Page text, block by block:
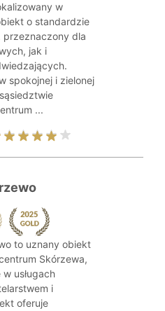
w
o standardzie
dla
jak i
spokojnej i zielonej
...
to uznany obiekt
Skórzewa,
usługach
i
oferuje